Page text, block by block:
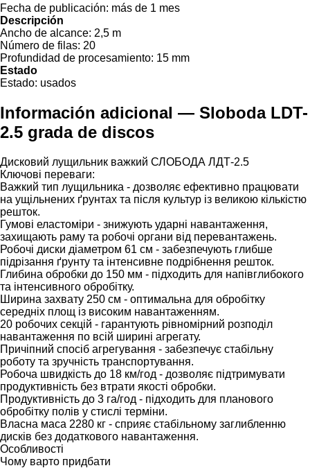
Fecha de publicación: más de 1 mes
Descripción
Ancho de alcance: 2,5 m
Número de filas: 20
Profundidad de procesamiento: 15 mm
Estado
Estado: usados
Información adicional — Sloboda LDT-
2.5 grada de discos
Дисковий лущильник важкий СЛОБОДА ЛДТ-2.5
Ключові переваги:
Важкий тип лущильника - дозволяє ефективно працювати
на ущільнених ґрунтах та після культур із великою кількістю
решток.
Гумові еластоміри - знижують ударні навантаження,
захищають раму та робочі органи від перевантажень.
Робочі диски діаметром 61 см - забезпечують глибше
підрізання ґрунту та інтенсивне подрібнення решток.
Глибина обробки до 150 мм - підходить для напівглибокого
та інтенсивного обробітку.
Ширина захвату 250 см - оптимальна для обробітку
середніх площ із високим навантаженням.
20 робочих секцій - гарантують рівномірний розподіл
навантаження по всій ширині агрегату.
Причіпний спосіб агрегування - забезпечує стабільну
роботу та зручність транспортування.
Робоча швидкість до 18 км/год - дозволяє підтримувати
продуктивність без втрати якості обробки.
Продуктивність до 3 га/год - підходить для планового
обробітку полів у стислі терміни.
Власна маса 2280 кг - сприяє стабільному заглибленню
дисків без додаткового навантаження.
Особливості
Чому варто придбати